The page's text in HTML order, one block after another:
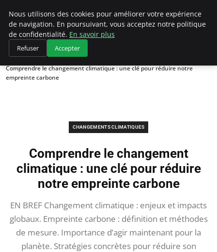
Climategatecountryclub.com
Accueil
Changements climatiques
Comprendre le changement climatique : une clé pour réduire notre
empreinte carbone
CHANGEMENTS CLIMATIQUES
Comprendre le changement
climatique : une clé pour réduire
notre empreinte carbone
EN BREF Changement climatique : enjeux et impacts
globaux. Empreinte carbone : définition et méthodes
de mesure. Importance d’agir maintenant pour la
planète. Stratégies concrètes pour réduire son
Nous utilisons des cookies pour améliorer votre expérience
de navigation. En poursuivant, vous acceptez notre politique
de confidentialité. En savoir plus
Refuser Accepter